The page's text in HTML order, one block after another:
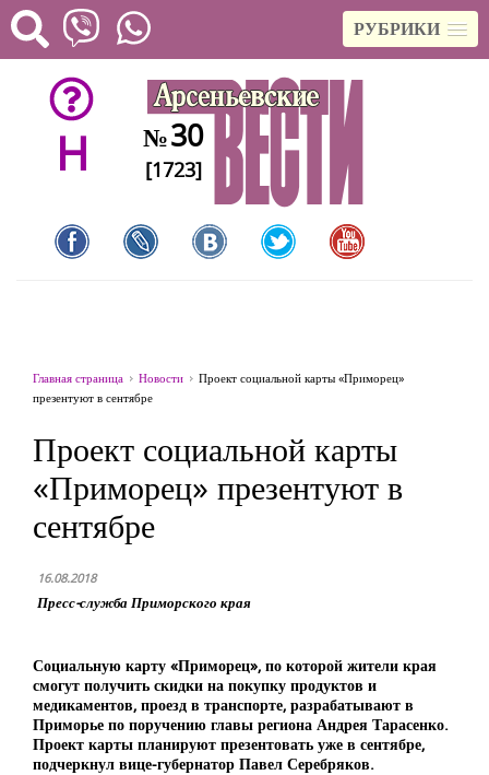
РУБРИКИ
H №30
[1723]
Главная страница Новости
Проект социальной карты «Приморец»
презентуют в сентябре
Проект социальной карты
«Приморец» презентуют в
сентябре
16.08.2018
Пресс-служба Приморского края
Социальную карту «Приморец», по которой жители края
смогут получить скидки на покупку продуктов и
медикаментов, проезд в транспорте, разрабатывают в
Приморье по поручению главы региона Андрея Тарасенко.
Проект карты планируют презентовать уже в сентябре,
подчеркнул вице-губернатор Павел Серебряков.